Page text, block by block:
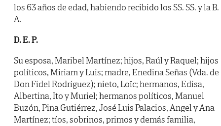
los 63 años de edad, habiendo recibido los SS. SS. y la B.
A.
D. E. P.
Su esposa, Maribel Martínez; hijos, Raúl y Raquel; hijos
políticos, Miriam y Luis; madre, Enedina Señas (Vda. de
Don Fidel Rodríguez); nieto, Loïc; hermanos, Edisa,
Albertina, Ito y Muriel; hermanos políticos, Manuel
Buzón, Pina Gutiérrez, José Luis Palacios, Angel y Ana
Martínez; tíos, sobrinos, primos y demás familia,